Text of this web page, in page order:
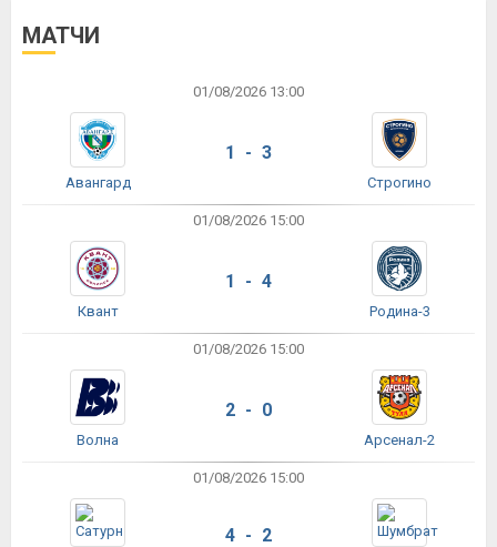
МАТЧИ
01/08/2026 13:00
Авангард
1 - 3
Строгино
01/08/2026 15:00
Квант
1 - 4
Родина-3
01/08/2026 15:00
Волна
2 - 0
Арсенал-2
01/08/2026 15:00
4 - 2